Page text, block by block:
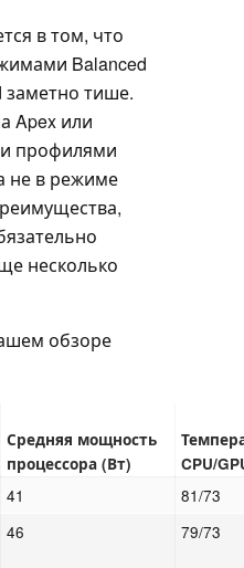
в том, что
Balanced
заметно тише.
Apex или
профилями
не в режиме
несколько
обзоре
Средняя мощность
процессора (Вт)
CPU/
41
81/73
46 79/73